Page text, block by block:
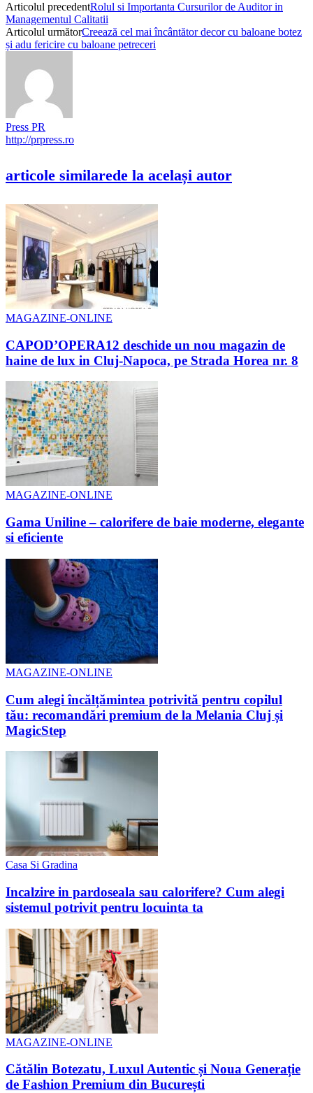
Articolul precedentRolul si Importanta Cursurilor de Auditor in
Managementul Calitatii
Articolul următorCreează cel mai încântător decor cu baloane botez
și adu fericire cu baloane petreceri
Press PR
http://prpress.ro
articole similarede la același autor
MAGAZINE-ONLINE
CAPOD’OPERA12 deschide un nou magazin de
haine de lux in Cluj-Napoca, pe Strada Horea nr. 8
MAGAZINE-ONLINE
Gama Uniline – calorifere de baie moderne, elegante
si eficiente
MAGAZINE-ONLINE
Cum alegi încălțămintea potrivită pentru copilul
tău: recomandări premium de la Melania Cluj și
MagicStep
Casa Si Gradina
Incalzire in pardoseala sau calorifere? Cum alegi
sistemul potrivit pentru locuinta ta
MAGAZINE-ONLINE
Cătălin Botezatu, Luxul Autentic și Noua Generație
de Fashion Premium din București